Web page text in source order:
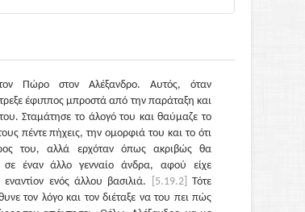
Πώρο στον Αλέξανδρο. Αυτός, όταν
έφιππος μπροστά από την παράταξη και
Σταμάτησε το άλογό του και θαύμαζε το
πέντε πήχεις, την ομορφιά του και το ότι
του, αλλά ερχόταν όπως ακριβώς θα
σε έναν άλλο γενναίο άνδρα, αφού είχε
ενός άλλου βασιλιά.
[5.19.2]
Τότε
τον λόγο και τον διέταξε να του πει πώς